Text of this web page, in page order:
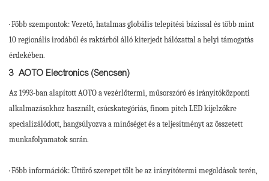
· Főbb szempontok: Vezető, hatalmas globális telepítési bázissal és több mint
10 regionális irodából és raktárból álló kiterjedt hálózattal a helyi támogatás
érdekében.
3 AOTO Electronics (Sencsen)
Az 1993-ban alapított AOTO a vezérlőtermi, műsorszóró és irányítóközponti
alkalmazásokhoz használt, csúcskategóriás, finom pitch LED kijelzőkre
specializálódott, hangsúlyozva a minőséget és a teljesítményt az összetett
munkafolyamatok során.
· Főbb információk: Úttörő szerepet tölt be az irányítótermi megoldások terén,